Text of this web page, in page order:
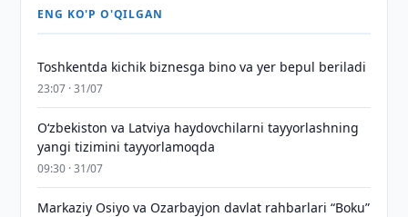
ENG KO'P O'QILGAN
Toshkentda kichik biznesga bino va yer bepul beriladi
23:07 · 31/07
Oʻzbekiston va Latviya haydovchilarni tayyorlashning
yangi tizimini tayyorlamoqda
09:30 · 31/07
Markaziy Osiyo va Ozarbayjon davlat rahbarlari “Boku”